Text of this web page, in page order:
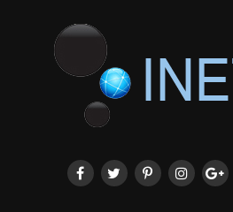
28/07/2026, 12:04
ХӨВСГӨЛ Нутгийн
2 өрөө байр олгоно
20/07/2026, 19:22
20/07/2026, 19:21